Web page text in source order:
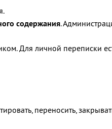
содержания.
Для личной переписки
переносить,